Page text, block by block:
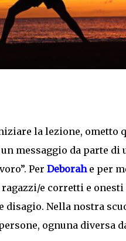
la lezione,
messaggio da parte di
Per Deborahe per
e corretti e
disagio. Nella nostra
ognuna diversa